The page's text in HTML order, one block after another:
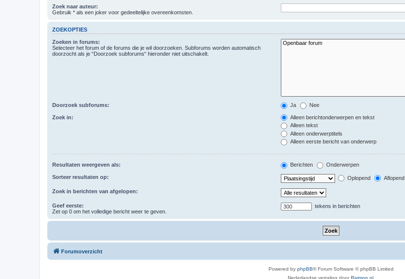
Zoek naar auteur:
Gebruik * als een joker voor gedeeltelijke overeenkomsten.
ZOEKOPTIES
Zoeken in forums:
Selecteer het forum of de forums die je wil doorzoeken. Subforums worden automatisch
doorzocht als je “Doorzoek subforums“ hieronder niet uitschakelt.
Doorzoek subforums: Ja Nee
Zoek in:
Alleen berichtonderwerpen en tekst
Alleen tekst
Alleen onderwerptitels
Alleen eerste bericht van onderwerp
Resultaten weergeven als: Berichten Onderwerpen
Sorteer resultaten op: Oplopend Aflopend
Zoek in berichten van afgelopen:
Geef eerste:
Zet op 0 om het volledige bericht weer te geven.
tekens in berichten
Forumoverzicht
Powered by phpBB® Forum Software © phpBB Limited
Nederlandse vertaling doorRaimon.nl.